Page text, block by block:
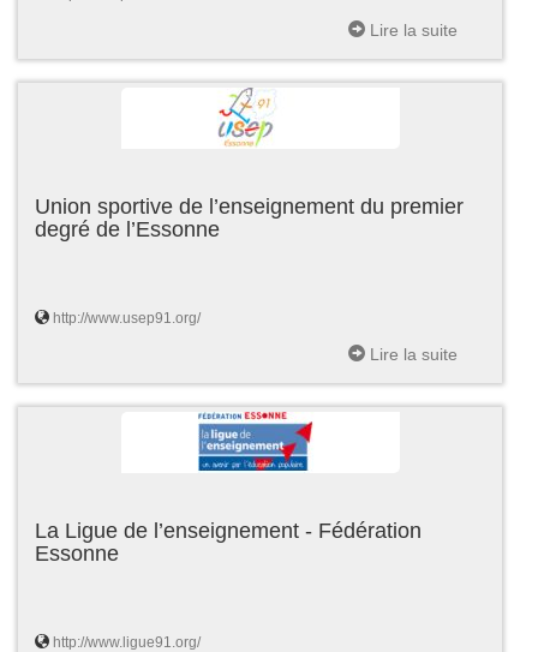
Lire la suite
Union sportive de l’enseignement du premier
degré de l’Essonne
http://www.usep91.org/
Lire la suite
La Ligue de l’enseignement - Fédération
Essonne
http://www.ligue91.org/